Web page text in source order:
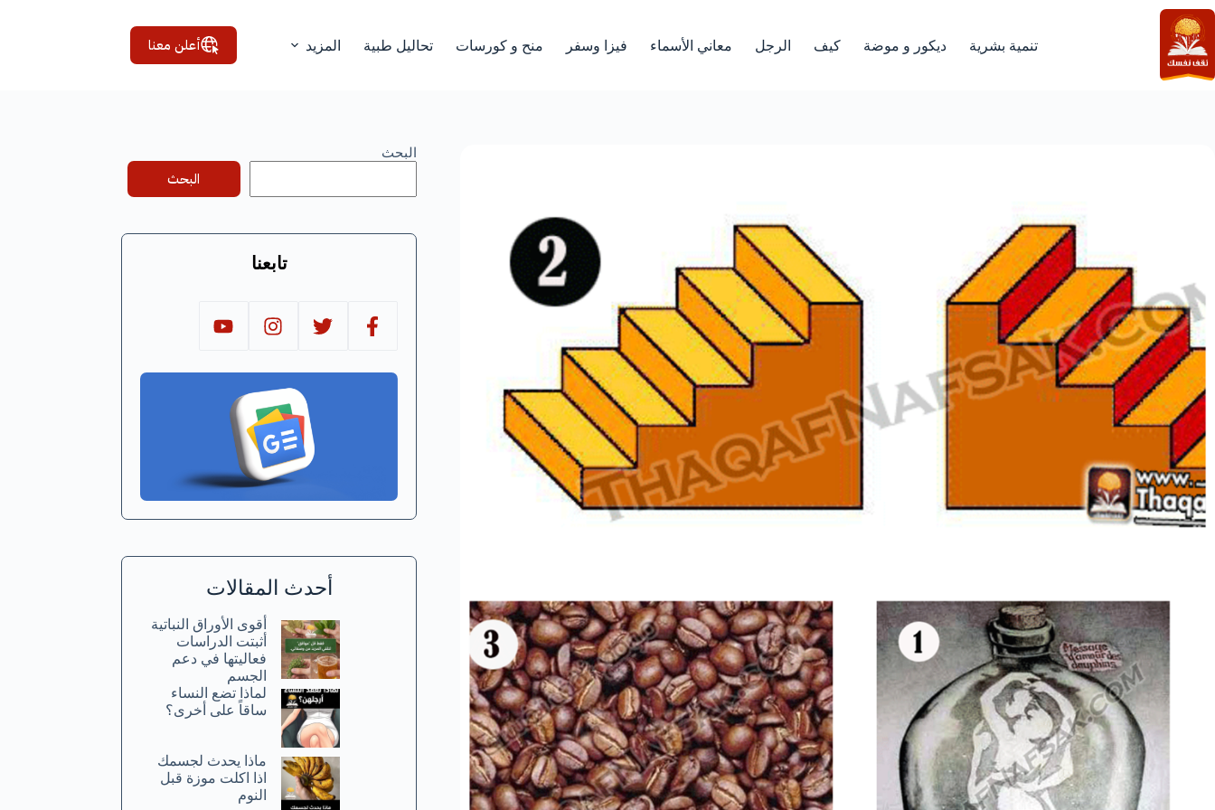
التجاوز
إلى
المحتوى
تنمية بشرية ديكور و موضة كيف الرجل معاني الأسماء فيزا وسفر منح و كورسات تحاليل طبية المزيد أعلن معنا
البحث
البحث
تابعنا
أحدث المقالات
أقوى الأوراق النباتية
أثبتت الدراسات
فعاليتها في دعم
الجسم
لماذا تضع النساء
ساقاً على أخرى؟
ماذا يحدث لجسمك
اذا اكلت موزة قبل
النوم